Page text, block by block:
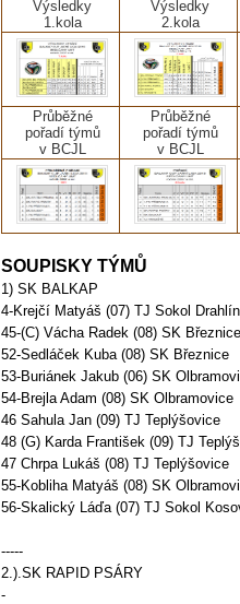
Výsledky
1.kola
Výsledky
2.kola
Průběžné
pořadí týmů
v BCJL
Průběžné
pořadí týmů
v BCJL
SOUPISKY TÝMŮ
1) SK BALKAP
4-Krejčí Matyáš (07) TJ Sokol Drahlín
45-(C) Vácha Radek (08) SK Březnice
52-Sedláček Kuba (08) SK Březnice
53-Buriánek Jakub (06) SK
54-Brejla Adam (08) SK Olbramovice
46 Sahula Jan (09) TJ Teplýšovice
48 (G) Karda František (09) TJ
47 Chrpa Lukáš (08) TJ Teplýšovice
55-Kobliha Matyáš (08) SK
56-Skalický Láďa (07) TJ Sokol
-----
2.).SK RAPID PSÁRY
-